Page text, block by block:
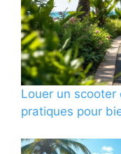
Louer un scooter
pratiques pour